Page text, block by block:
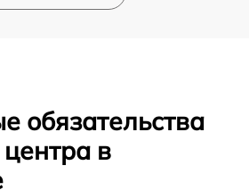
обязательства
в